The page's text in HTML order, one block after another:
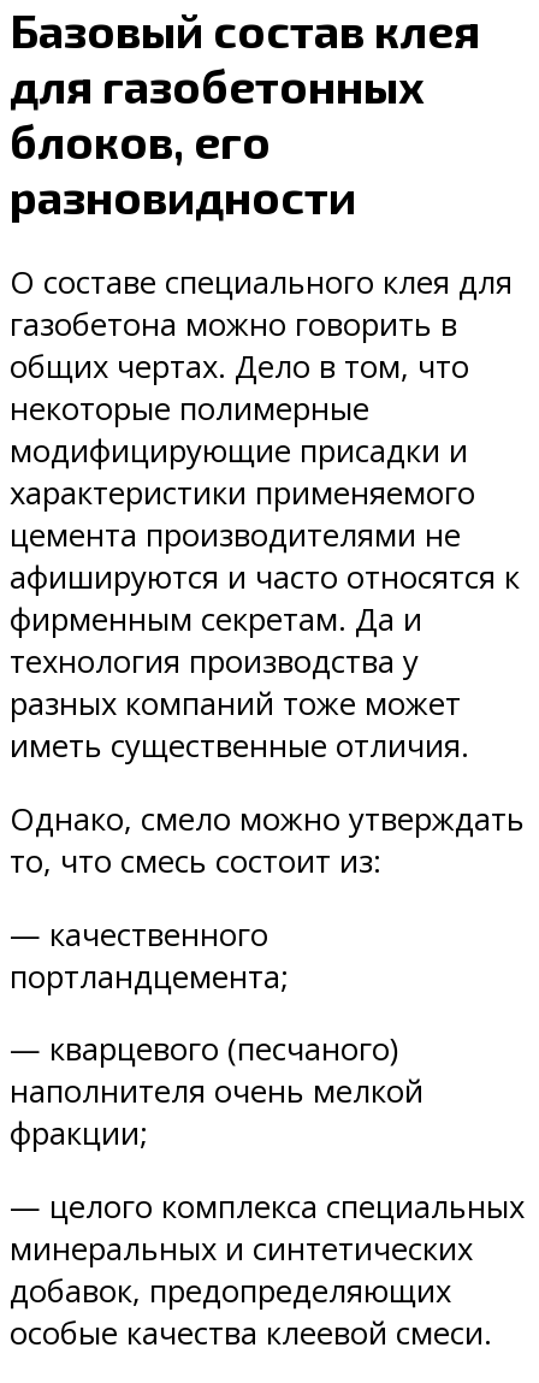
Базовый состав клея
для газобетонных
блоков, его
разновидности
О составе специального клея для
газобетона можно говорить в
общих чертах. Дело в том, что
некоторые полимерные
модифицирующие присадки и
характеристики применяемого
цемента производителями не
афишируются и часто относятся к
фирменным секретам. Да и
технология производства у
разных компаний тоже может
иметь существенные отличия.
Однако, смело можно утверждать
то, что смесь состоит из:
— качественного
портландцемента;
— кварцевого (песчаного)
наполнителя очень мелкой
фракции;
— целого комплекса специальных
минеральных и синтетических
добавок, предопределяющих
особые качества клеевой смеси.